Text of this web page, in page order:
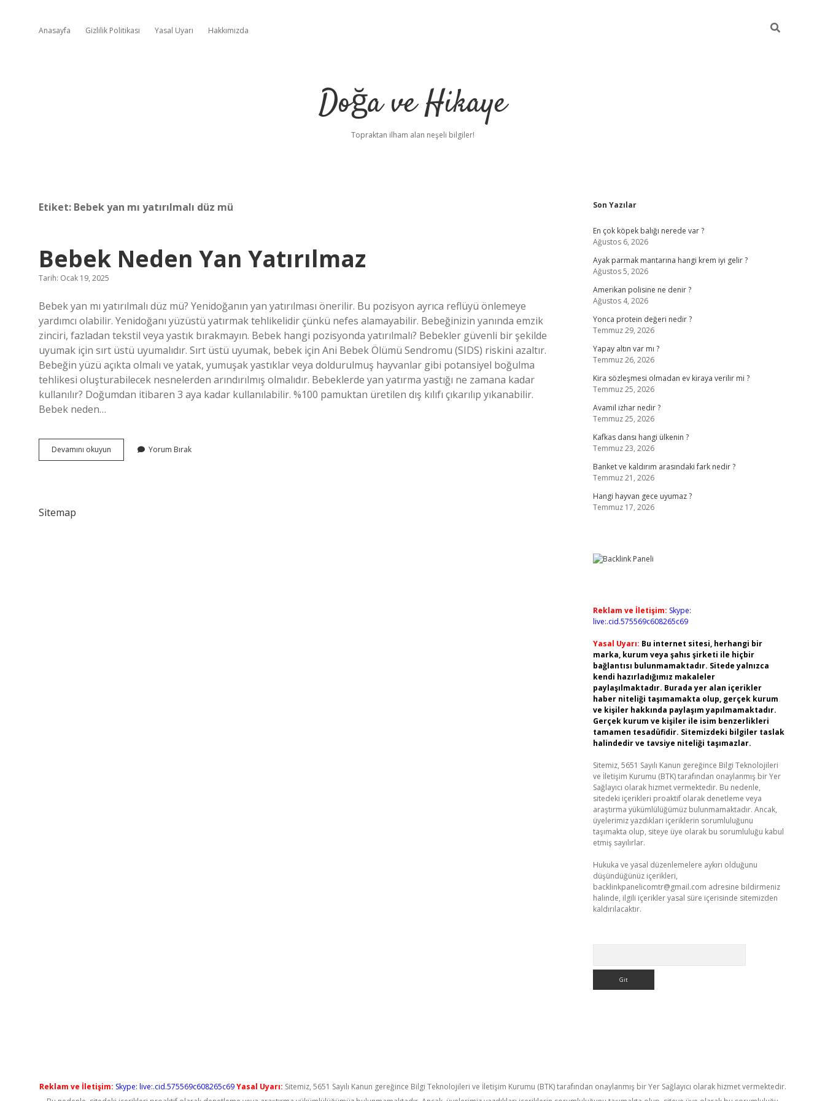
Anasayfa Gizlilik Politikası Yasal Uyarı Hakkımızda
Doğa ve Hikaye
Topraktan ilham alan neşeli bilgiler!
Etiket: Bebek yan mı yatırılmalı düz mü
Bebek Neden Yan Yatırılmaz
Tarih: Ocak 19, 2025
Bebek yan mı yatırılmalı düz mü? Yenidoğanın yan yatırılması önerilir. Bu pozisyon ayrıca reflüyü önlemeye
yardımcı olabilir. Yenidoğanı yüzüstü yatırmak tehlikelidir çünkü nefes alamayabilir. Bebeğinizin yanında emzik
zinciri, fazladan tekstil veya yastık bırakmayın. Bebek hangi pozisyonda yatırılmalı? Bebekler güvenli bir şekilde
uyumak için sırt üstü uyumalıdır. Sırt üstü uyumak, bebek için Ani Bebek Ölümü Sendromu (SIDS) riskini azaltır.
Bebeğin yüzü açıkta olmalı ve yatak, yumuşak yastıklar veya doldurulmuş hayvanlar gibi potansiyel boğulma
tehlikesi oluşturabilecek nesnelerden arındırılmış olmalıdır. Bebeklerde yan yatırma yastığı ne zamana kadar
kullanılır? Doğumdan itibaren 3 aya kadar kullanılabilir. %100 pamuktan üretilen dış kılıfı çıkarılıp yıkanabilir.
Bebek neden…
Devamını okuyun
Neden
Yorum Bırak
Sitemap
Sidebar
Son Yazılar
En çok köpek balığı nerede var ?
Ağustos 6, 2026
Ayak parmak mantarına hangi krem iyi gelir ?
Ağustos 5, 2026
Amerikan polisine ne denir ?
Ağustos 4, 2026
Yonca protein değeri nedir ?
Temmuz 29, 2026
Yapay altın var mı ?
Temmuz 26, 2026
Kira sözleşmesi olmadan ev kiraya verilir mi ?
Temmuz 25, 2026
Avamil izhar nedir ?
Temmuz 25, 2026
Kafkas dansı hangi ülkenin ?
Temmuz 23, 2026
Banket ve kaldırım arasındaki fark nedir ?
Temmuz 21, 2026
Hangi hayvan gece uyumaz ?
Temmuz 17, 2026
Reklam ve İletişim: Skype:
live:.cid.575569c608265c69
Yasal Uyarı: Bu internet sitesi, herhangi bir
marka, kurum veya şahıs şirketi ile hiçbir
bağlantısı bulunmamaktadır. Sitede yalnızca
kendi hazırladığımız makaleler
paylaşılmaktadır. Burada yer alan içerikler
haber niteliği taşımamakta olup, gerçek kurum
ve kişiler hakkında paylaşım yapılmamaktadır.
Gerçek kurum ve kişiler ile isim benzerlikleri
tamamen tesadüfidir. Sitemizdeki bilgiler taslak
halindedir ve tavsiye niteliği taşımazlar.
Sitemiz, 5651 Sayılı Kanun gereğince Bilgi Teknolojileri
ve İletişim Kurumu (BTK) tarafından onaylanmış bir Yer
Sağlayıcı olarak hizmet vermektedir. Bu nedenle,
sitedeki içerikleri proaktif olarak denetleme veya
araştırma yükümlülüğümüz bulunmamaktadır. Ancak,
üyelerimiz yazdıkları içeriklerin sorumluluğunu
taşımakta olup, siteye üye olarak bu sorumluluğu kabul
etmiş sayılırlar.
Hukuka ve yasal düzenlemelere aykırı olduğunu
düşündüğünüz içerikleri,
backlinkpanelicomtr@gmail.com adresine bildirmeniz
halinde, ilgili içerikler yasal süre içerisinde sitemizden
kaldırılacaktır.
Reklam ve İletişim: Skype: live:.cid.575569c608265c69 Yasal Uyarı: Sitemiz, 5651 Sayılı Kanun gereğince Bilgi Teknolojileri ve İletişim Kurumu (BTK) tarafından onaylanmış bir Yer Sağlayıcı olarak hizmet vermektedir.